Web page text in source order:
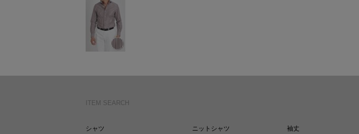
ITEM SEARCH
シャツ ニットシャツ 袖丈